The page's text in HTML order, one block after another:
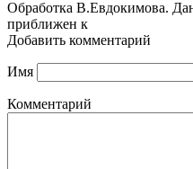
Обработка В.Евдокимова.
приближен к
Добавить комментарий
Имя
Комментарий